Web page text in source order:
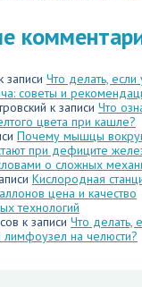
записи Что делать,
советы и
к записи Что
цвета при кашле?
Почему мышцы вокруг
при дефиците
о сложных
Кислородная
цена и качество
технологий
к записи Что делать,
лимфоузел на челюсти?